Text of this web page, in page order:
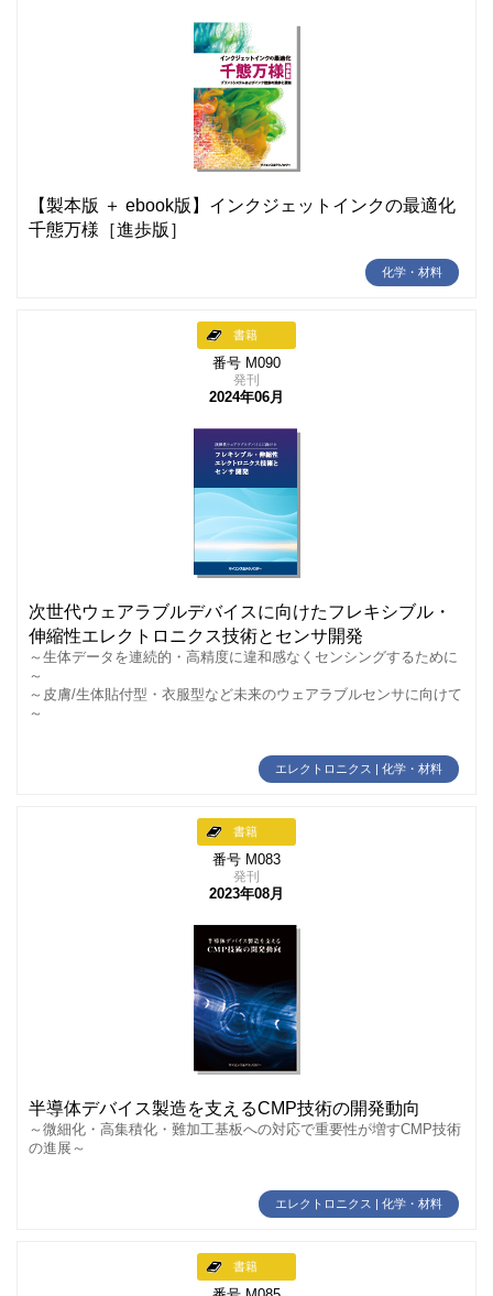
【製本版 ＋ ebook版】インクジェットインクの最適化
千態万様［進歩版］
化学・材料
書籍
番号 M090
発刊
2024年06月
次世代ウェアラブルデバイスに向けたフレキシブル・
伸縮性エレクトロニクス技術とセンサ開発
～生体データを連続的・高精度に違和感なくセンシングするために
～
～皮膚/生体貼付型・衣服型など未来のウェアラブルセンサに向けて
～
エレクトロニクス | 化学・材料
書籍
番号 M083
発刊
2023年08月
半導体デバイス製造を支えるCMP技術の開発動向
～微細化・高集積化・難加工基板への対応で重要性が増すCMP技術
の進展～
エレクトロニクス | 化学・材料
書籍